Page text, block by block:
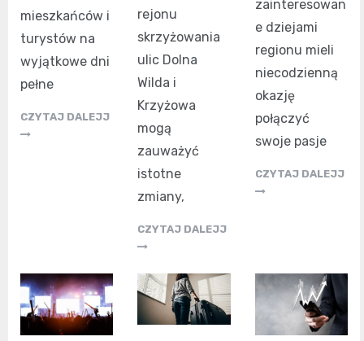
mieszkańców i
turystów na
wyjątkowe dni
pełne
CZYTAJ DALEJJ
rejonu
skrzyżowania
ulic Dolna
Wilda i
Krzyżowa
mogą
zauważyć
istotne
zmiany,
CZYTAJ DALEJJ
zainteresowan
e dziejami
regionu mieli
niecodzienną
okazję
połączyć
swoje pasje
CZYTAJ DALEJJ